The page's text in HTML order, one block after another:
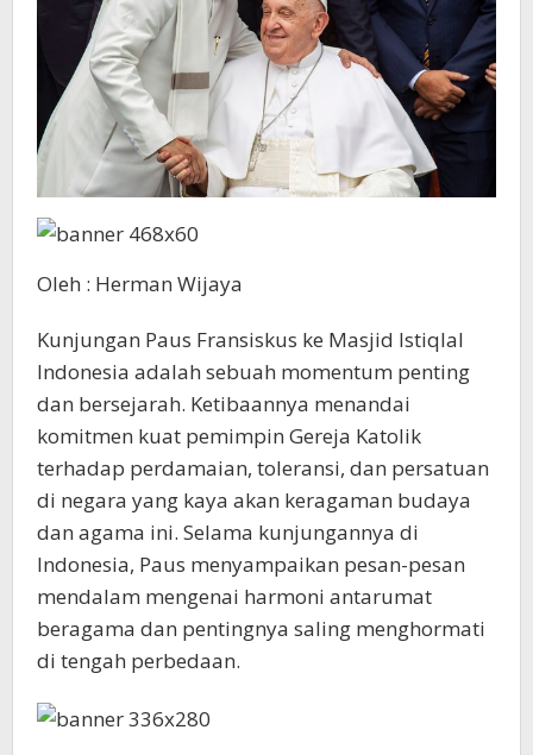
Oleh : Herman Wijaya
Kunjungan Paus Fransiskus ke Masjid Istiqlal
Indonesia adalah sebuah momentum penting
dan bersejarah. Ketibaannya menandai
komitmen kuat pemimpin Gereja Katolik
terhadap perdamaian, toleransi, dan persatuan
di negara yang kaya akan keragaman budaya
dan agama ini. Selama kunjungannya di
Indonesia, Paus menyampaikan pesan-pesan
mendalam mengenai harmoni antarumat
beragama dan pentingnya saling menghormati
di tengah perbedaan.